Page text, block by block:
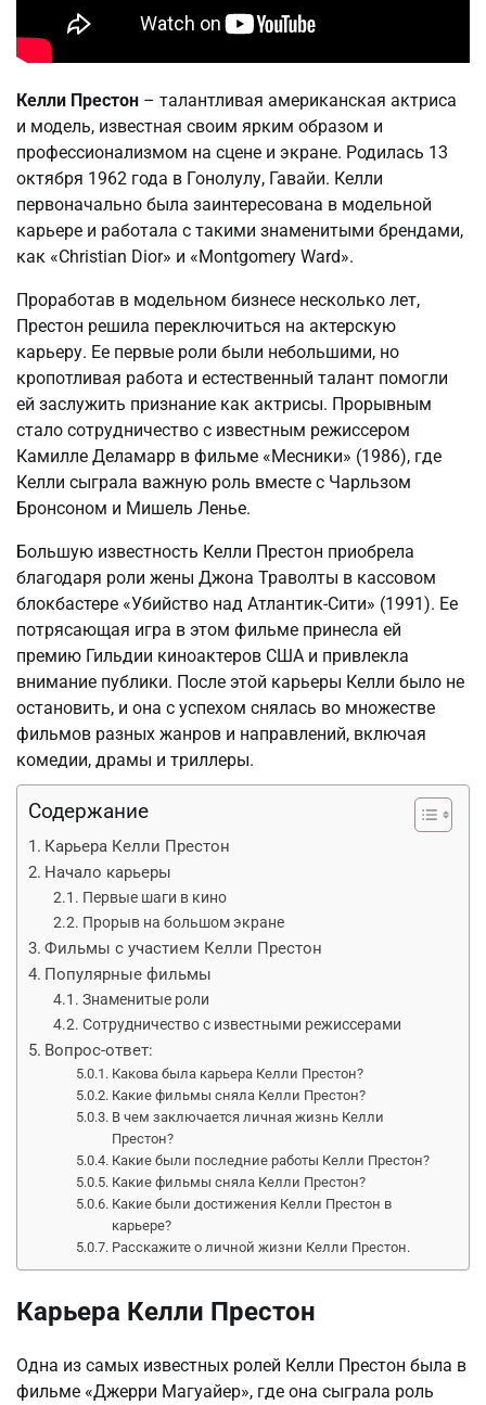
Келли Престон – талантливая американская актриса
и модель, известная своим ярким образом и
профессионализмом на сцене и экране. Родилась 13
октября 1962 года в Гонолулу, Гавайи. Келли
первоначально была заинтересована в модельной
карьере и работала с такими знаменитыми брендами,
как «Christian Dior» и «Montgomery Ward».
Проработав в модельном бизнесе несколько лет,
Престон решила переключиться на актерскую
карьеру. Ее первые роли были небольшими, но
кропотливая работа и естественный талант помогли
ей заслужить признание как актрисы. Прорывным
стало сотрудничество с известным режиссером
Камилле Деламарр в фильме «Месники» (1986), где
Келли сыграла важную роль вместе с Чарльзом
Бронсоном и Мишель Ленье.
Большую известность Келли Престон приобрела
благодаря роли жены Джона Траволты в кассовом
блокбастере «Убийство над Атлантик-Сити» (1991). Ее
потрясающая игра в этом фильме принесла ей
премию Гильдии киноактеров США и привлекла
внимание публики. После этой карьеры Келли было не
остановить, и она с успехом снялась во множестве
фильмов разных жанров и направлений, включая
комедии, драмы и триллеры.
Содержание
Карьера Келли Престон
Начало карьеры
Первые шаги в кино
Прорыв на большом экране
Фильмы с участием Келли Престон
Популярные фильмы
Знаменитые роли
Сотрудничество с известными режиссерами
Вопрос-ответ:
Какова была карьера Келли Престон?
Какие фильмы сняла Келли Престон?
В чем заключается личная жизнь Келли
Престон?
Какие были последние работы Келли Престон?
Какие фильмы сняла Келли Престон?
Какие были достижения Келли Престон в
карьере?
Расскажите о личной жизни Келли Престон.
Карьера Келли Престон
Одна из самых известных ролей Келли Престон была в
фильме «Джерри Магуайер», где она сыграла роль